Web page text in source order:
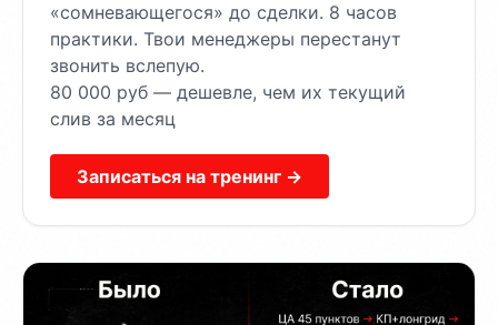
«сомневающегося» до сделки. 8 часов
практики. Твои менеджеры перестанут
звонить вслепую.
80 000 руб — дешевле, чем их текущий
слив за месяц
Записаться на тренинг →